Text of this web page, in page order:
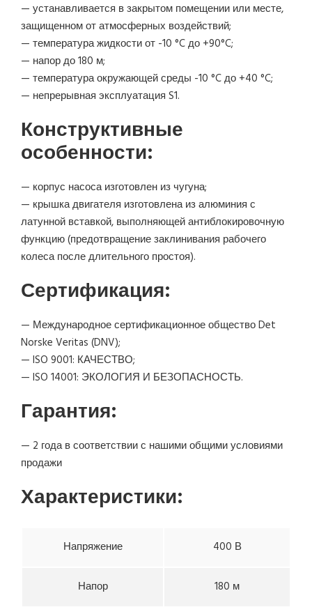
— устанавливается в закрытом помещении или месте,
защищенном от атмосферных воздействий;
— температура жидкости от -10 °C до +90°C;
— напор до 180 м;
— температура окружающей среды -10 °C до +40 °C;
— непрерывная эксплуатация S1.
Конструктивные
особенности:
— корпус насоса изготовлен из чугуна;
— крышка двигателя изготовлена из алюминия с
латунной вставкой, выполняющей антиблокировочную
функцию (предотвращение заклинивания рабочего
колеса после длительного простоя).
Сертификация:
— Международное сертификационное общество Det
Norske Veritas (DNV);
— ISO 9001: КАЧЕСТВО;
— ISO 14001: ЭКОЛОГИЯ И БЕЗОПАСНОСТЬ.
Гарантия:
— 2 года в соответствии с нашими общими условиями
продажи
Характеристики:
Напряжение 400 В
Напор 180 м